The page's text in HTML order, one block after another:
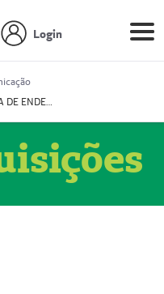
Login
MUDANÇA DE ENDEREÇO - DIAGITAB SERVIÇOS MÉDICOS LTDA (54003267-5)